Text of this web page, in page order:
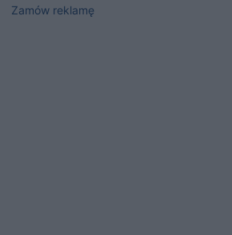
Zamów reklamę